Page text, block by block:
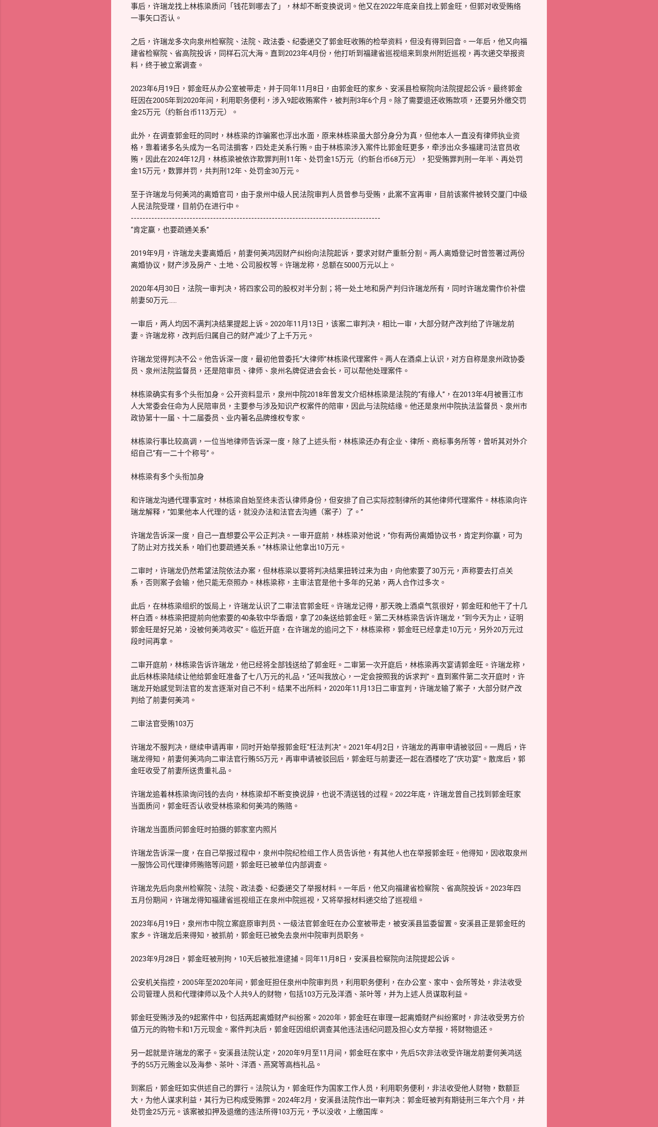
事后，许瑞龙找上林栋梁质问「钱花到哪去了」，林却不断变换说词。他又在2022年底亲自找上郭金旺，但郭对收受贿络
一事矢口否认。
之后，许瑞龙多次向泉州检察院、法院、政法委、纪委递交了郭金旺收贿的检举资料，但没有得到回音。一年后，他又向福
建省检察院、省高院投诉，同样石沉大海。直到2023年4月份，他打听到福建省巡视组来到泉州附近巡视，再次递交举报资
料，终于被立案调查。
2023年6月19日，郭金旺从办公室被带走，并于同年11月8日，由郭金旺的家乡、安溪县检察院向法院提起公诉。最终郭金
旺因在2005年到2020年间，利用职务便利，涉入9起收贿案件，被判刑3年6个月。除了需要退还收贿款项，还要另外缴交罚
金25万元（约新台币113万元）。
此外，在调查郭金旺的同时，林栋梁的诈骗案也浮出水面，原来林栋梁虽大部分身分为真，但他本人一直没有律师执业资
格，靠着诸多名头成为一名司法掮客，四处走关系行贿。由于林栋梁涉入案件比郭金旺更多，牵涉出众多福建司法官员收
贿，因此在2024年12月，林栋梁被依诈欺罪判刑11年、处罚金15万元（约新台币68万元），犯受贿罪判刑一年半、再处罚
金15万元，数罪并罚，共判刑12年、处罚金30万元。
至于许瑞龙与何美鸿的离婚官司，由于泉州中级人民法院审判人员曾参与受贿，此案不宜再审，目前该案件被转交厦门中级
人民法院受理，目前仍在进行中。
-------------------------------------------------------------------------------------
“肯定赢，也要疏通关系”
2019年9月，许瑞龙夫妻离婚后，前妻何美鸿因财产纠纷向法院起诉，要求对财产重新分割。两人离婚登记时曾签署过两份
离婚协议，财产涉及房产、土地、公司股权等。许瑞龙称，总额在5000万元以上。
2020年4月30日，法院一审判决，将四家公司的股权对半分割；将一处土地和房产判归许瑞龙所有，同时许瑞龙需作价补偿
前妻50万元……
一审后，两人均因不满判决结果提起上诉。2020年11月13日，该案二审判决，相比一审，大部分财产改判给了许瑞龙前
妻。许瑞龙称，改判后归属自己的财产减少了上千万元。
许瑞龙觉得判决不公。他告诉深一度，最初他曾委托“大律师”林栋梁代理案件。两人在酒桌上认识，对方自称是泉州政协委
员、泉州法院监督员，还是陪审员、律师、泉州名牌促进会会长，可以帮他处理案件。
林栋梁确实有多个头衔加身。公开资料显示，泉州中院2018年曾发文介绍林栋梁是法院的“有缘人”，在2013年4月被晋江市
人大常委会任命为人民陪审员，主要参与涉及知识产权案件的陪审，因此与法院结缘。他还是泉州中院执法监督员、泉州市
政协第十一届、十二届委员、业内著名品牌维权专家。
林栋梁行事比较高调，一位当地律师告诉深一度，除了上述头衔，林栋梁还办有企业、律所、商标事务所等，曾听其对外介
绍自己“有一二十个称号”。
林栋梁有多个头衔加身
和许瑞龙沟通代理事宜时，林栋梁自始至终未否认律师身份，但安排了自己实际控制律所的其他律师代理案件。林栋梁向许
瑞龙解释，“如果他本人代理的话，就没办法和法官去沟通（案子）了。”
许瑞龙告诉深一度，自己一直想要公平公正判决。一审开庭前，林栋梁对他说，“你有两份离婚协议书，肯定判你赢，可为
了防止对方找关系，咱们也要疏通关系。”林栋梁让他拿出10万元。
二审时，许瑞龙仍然希望法院依法办案，但林栋梁以要将判决结果扭转过来为由，向他索要了30万元，声称要去打点关
系，否则案子会输，他只能无奈照办。林栋梁称，主审法官是他十多年的兄弟，两人合作过多次。
此后，在林栋梁组织的饭局上，许瑞龙认识了二审法官郭金旺。许瑞龙记得，那天晚上酒桌气氛很好，郭金旺和他干了十几
杯白酒。林栋梁把提前向他索要的40条软中华香烟，拿了20条送给郭金旺。第二天林栋梁告诉许瑞龙，“到今天为止，证明
郭金旺是好兄弟，没被何美鸿收买”。临近开庭，在许瑞龙的追问之下，林栋梁称，郭金旺已经拿走10万元，另外20万元过
段时间再拿。
二审开庭前，林栋梁告诉许瑞龙，他已经将全部钱送给了郭金旺。二审第一次开庭后，林栋梁再次宴请郭金旺。许瑞龙称，
此后林栋梁陆续让他给郭金旺准备了七八万元的礼品，“还叫我放心，一定会按照我的诉求判”。直到案件第二次开庭时，许
瑞龙开始感觉到法官的发言逐渐对自己不利。结果不出所料，2020年11月13日二审宣判，许瑞龙输了案子，大部分财产改
判给了前妻何美鸿。
二审法官受贿103万
许瑞龙不服判决，继续申请再审，同时开始举报郭金旺“枉法判决”。2021年4月2日，许瑞龙的再审申请被驳回。一周后，许
瑞龙得知，前妻何美鸿向二审法官行贿55万元，再审申请被驳回后，郭金旺与前妻还一起在酒楼吃了“庆功宴”。散席后，郭
金旺收受了前妻所送贵重礼品。
许瑞龙追着林栋梁询问钱的去向，林栋梁却不断变换说辞，也说不清送钱的过程。2022年底，许瑞龙曾自己找到郭金旺家
当面质问，郭金旺否认收受林栋梁和何美鸿的贿赂。
许瑞龙当面质问郭金旺时拍摄的郭家室内照片
许瑞龙告诉深一度，在自己举报过程中，泉州中院纪检组工作人员告诉他，有其他人也在举报郭金旺。他得知，因收取泉州
一服饰公司代理律师贿赂等问题，郭金旺已被单位内部调查。
许瑞龙先后向泉州检察院、法院、政法委、纪委递交了举报材料。一年后，他又向福建省检察院、省高院投诉。2023年四
五月份期间，许瑞龙得知福建省巡视组正在泉州中院巡视，又将举报材料递交给了巡视组。
2023年6月19日，泉州市中院立案庭原审判员、一级法官郭金旺在办公室被带走，被安溪县监委留置。安溪县正是郭金旺的
家乡。许瑞龙后来得知，被抓前，郭金旺已被免去泉州中院审判员职务。
2023年9月28日，郭金旺被刑拘，10天后被批准逮捕。同年11月8日，安溪县检察院向法院提起公诉。
公安机关指控，2005年至2020年间，郭金旺担任泉州中院审判员，利用职务便利，在办公室、家中、会所等处，非法收受
公司管理人员和代理律师以及个人共9人的财物，包括103万元及洋酒、茶叶等，并为上述人员谋取利益。
郭金旺受贿涉及的9起案件中，包括两起离婚财产纠纷案。2020年，郭金旺在审理一起离婚财产纠纷案时，非法收受男方价
值万元的购物卡和1万元现金。案件判决后，郭金旺因组织调查其他违法违纪问题及担心女方举报，将财物退还。
另一起就是许瑞龙的案子。安溪县法院认定，2020年9月至11月间，郭金旺在家中，先后5次非法收受许瑞龙前妻何美鸿送
予的55万元贿金以及海参、茶叶、洋酒、燕窝等高档礼品。
到案后，郭金旺如实供述自己的罪行。法院认为，郭金旺作为国家工作人员，利用职务便利，非法收受他人财物，数额巨
大，为他人谋求利益，其行为已构成受贿罪。2024年2月，安溪县法院作出一审判决：郭金旺被判有期徒刑三年六个月，并
处罚金25万元。该案被扣押及退缴的违法所得103万元，予以没收，上缴国库。